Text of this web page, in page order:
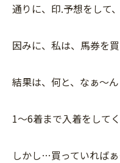
通りに、印.予想をして
因みに、私は、馬券を
結果は、何と、なぁ〜
1〜6着まで入着をして
しかし…買っていれば